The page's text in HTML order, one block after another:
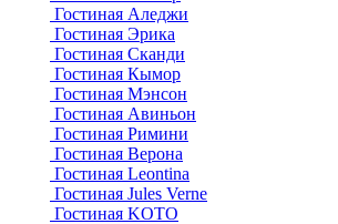
Гостиная Аледжи
Гостиная Эрика
Гостиная Сканди
Гостиная Кымор
Гостиная Мэнсон
Гостиная Авиньон
Гостиная Римини
Гостиная Верона
Гостиная Leontina
Гостиная Jules Verne
Гостиная KOTO